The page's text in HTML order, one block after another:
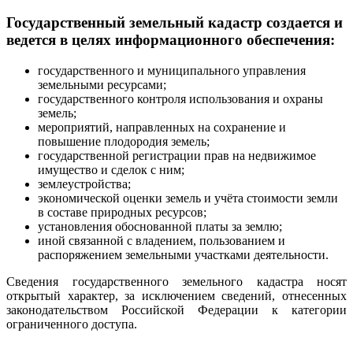
Государственный земельный кадастр создается и
ведется в целях информационного обеспечения:
государственного и муниципального управления
земельными ресурсами;
государственного контроля использования и охраны
земель;
мероприятий, направленных на сохранение и
повышение плодородия земель;
государственной регистрации прав на недвижимое
имущество и сделок с ним;
землеустройства;
экономической оценки земель и учёта стоимости земли
в составе природных ресурсов;
установления обоснованной платы за землю;
иной связанной с владением, пользованием и
распоряжением земельными участками деятельности.
Сведения государственного земельного кадастра носят
открытый характер, за исключением сведений, отнесенных
законодательством Российской Федерации к категории
ограниченного доступа.